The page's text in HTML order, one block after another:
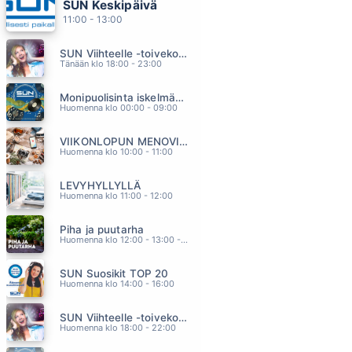
KESA-95
AKE MAKE PERA JA MA
LOVE UNDER PRESSURE
POIS TILANTEESTA
LOVELY DAY
SUN Keskipäivä
11:00 - 13:00
SUN Viihteelle -toivekonsertti
Tänään klo 18:00 - 23:00
Monipuolisinta iskelmää ja parasta poppia
Huomenna klo 00:00 - 09:00
VIIKONLOPUN MENOVINKIT
Huomenna klo 10:00 - 11:00
LEVYHYLLYLLÄ
Huomenna klo 11:00 - 12:00
Piha ja puutarha
Huomenna klo 12:00 - 13:00 - Studiossa: Pinsiön Taimisto
SUN Suosikit TOP 20
Huomenna klo 14:00 - 16:00
SUN Viihteelle -toivekonsertti
Huomenna klo 18:00 - 22:00